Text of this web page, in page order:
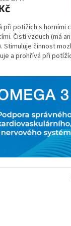
při potížích s horními
Čistí vzduch (má
Stimuluje činnost
a prohřívá při